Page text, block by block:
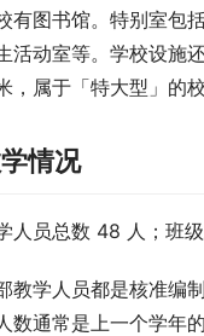
有图书馆。特别室包
活动室等。学校设施
，属于「特大型」的
情况
人员总数 48 人；班
教学人员都是核准编
数通常是上一个学年